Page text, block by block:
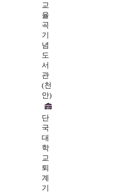
교
율
곡
기
념
도
서
관
(천
안)
단
국
대
학
교
퇴
계
기